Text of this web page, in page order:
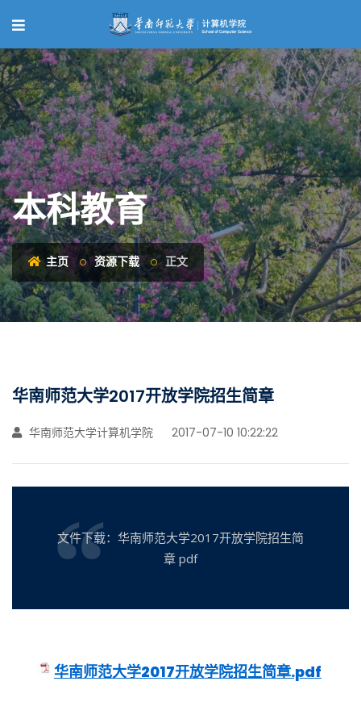
本科教育
主页 资源下载 正文
华南师范大学2017开放学院招生简章
华南师范大学计算机学院 2017-07-10 10:22:22
文件下载：华南师范大学2017开放学院招生简
章 pdf
华南师范大学2017开放学院招生简章.pdf